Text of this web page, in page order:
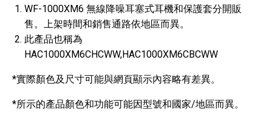
WF-1000XM6 無線降噪耳塞式耳機和保護套分開販
售。上架時間和銷售通路依地區而異。
此產品也稱為
HAC1000XM6CHCWW,HAC1000XM6CBCWW
*實際顏色及尺寸可能與網頁顯示內容略有差異。
*所示的產品顏色和功能可能因型號和國家/地區而異。